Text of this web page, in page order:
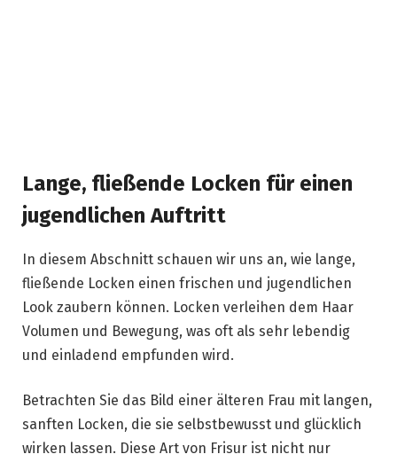
Lange, fließende Locken für einen
jugendlichen Auftritt
In diesem Abschnitt schauen wir uns an, wie lange,
fließende Locken einen frischen und jugendlichen
Look zaubern können. Locken verleihen dem Haar
Volumen und Bewegung, was oft als sehr lebendig
und einladend empfunden wird.
Betrachten Sie das Bild einer älteren Frau mit langen,
sanften Locken, die sie selbstbewusst und glücklich
wirken lassen. Diese Art von Frisur ist nicht nur